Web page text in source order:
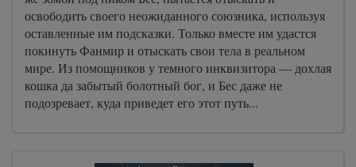
освободить своего неожиданного союзника, используя
оставленные им подсказки. Только вместе им удастся
покинуть Фанмир и отыскать свои тела в реальном
мире. Из помощников у темного инквизитора — дохлая
кошка да забытый болотный бог, и Бес даже не
подозревает, куда приведет его этот путь...